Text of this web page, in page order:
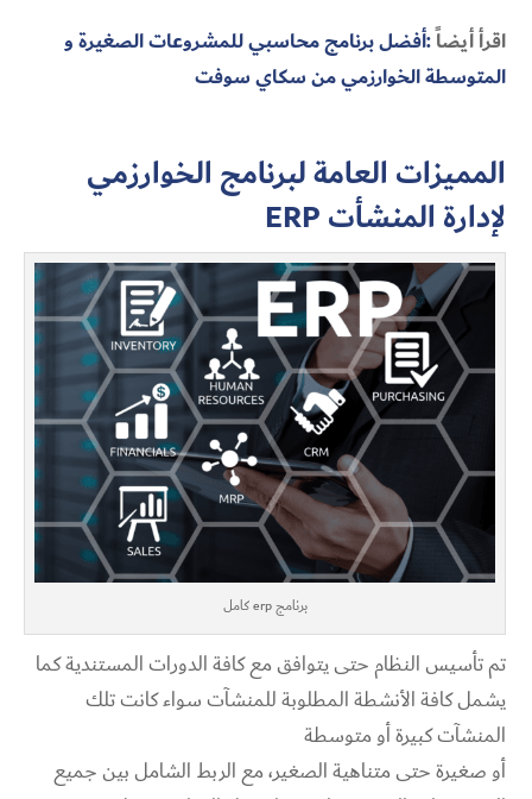
اقرأ أيضاً:أفضل برنامج محاسبي للمشروعات الصغيرة و
المتوسطة الخوارزمي من سكاي سوفت
المميزات العامة لبرنامج الخوارزمي
لإدارة المنشأتERP
برنامج erp كامل
تم تأسيس النظام حتى يتوافق مع كافة الدورات المستندية كما
يشمل كافة الأنشطة المطلوبة للمنشآت سواء كانت تلك
المنشآت كبيرة أو متوسطة
أو صغيرة حتى متناهية الصغير، مع الربط الشامل بين جميع